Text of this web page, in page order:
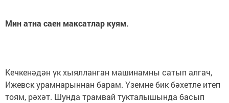
Мин атна саен максатлар куям.
Кечкенәдән үк хыялланган машинамны сатып алгач,
Ижевск урамнарыннан барам. Үземне бик бәхетле итеп
тоям, рәхәт. Шунда трамвай тукталышында басып